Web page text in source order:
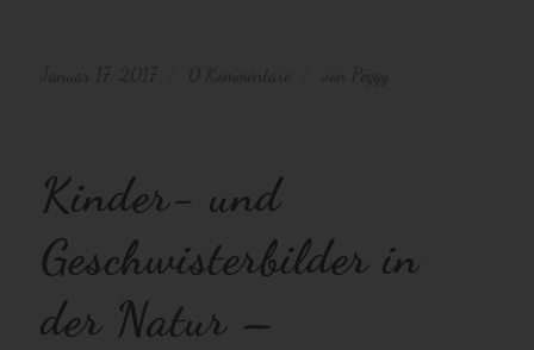
Kinder- und
Geschwisterbilder in
der Natur –